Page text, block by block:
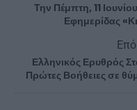
Την Πέμπτη, 11
Εφημερίδας
Ελληνικός Ερυθρός
Πρώτες Βοήθειες σε